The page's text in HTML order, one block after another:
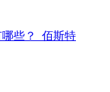
些？_佰斯特